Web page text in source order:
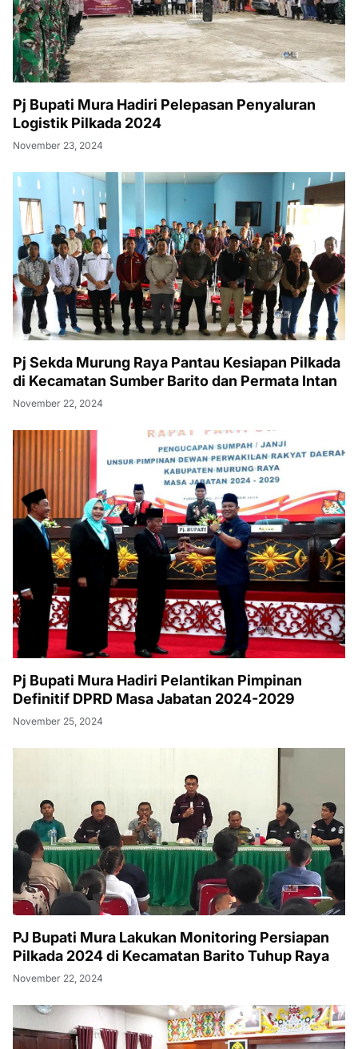
Pj Bupati Mura Hadiri Pelepasan Penyaluran
Logistik Pilkada 2024
November 23, 2024
Pj Sekda Murung Raya Pantau Kesiapan Pilkada
di Kecamatan Sumber Barito dan Permata Intan
November 22, 2024
Pj Bupati Mura Hadiri Pelantikan Pimpinan
Definitif DPRD Masa Jabatan 2024-2029
November 25, 2024
PJ Bupati Mura Lakukan Monitoring Persiapan
Pilkada 2024 di Kecamatan Barito Tuhup Raya
November 22, 2024